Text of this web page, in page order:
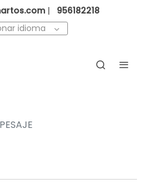
|
956182218
idioma
PESAJE